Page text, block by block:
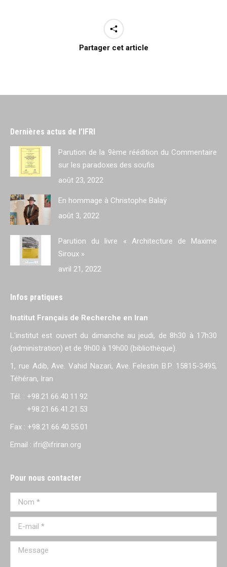
Partager cet article
Dernières actus de l’IFRI
Parution de la 9ème réédition du Commentaire
sur les paradoxes des soufis
août 23, 2022
En hommage à Christophe Balaÿ
août 3, 2022
Parution du livre « Architecture de Maxime
Siroux »
avril 21, 2022
Infos pratiques
Institut Français de Recherche en Iran
L'institut est ouvert du dimanche au jeudi, de 8h30 à 17h30
(administration) et de 9h00 à 19h00 (bibliothèque).
1, rue Adib, Ave. Vahid Nazari, Ave. Felestin B.P. 15815-3495,
Téhéran, Iran
Tél. : +98.21.66.40.11.92
+98.21.66.41.21.53
Fax : +98.21.66.40.55.01
Email : ifri@ifriran.org
Pour nous contacter
Nom *
E-mail *
Message